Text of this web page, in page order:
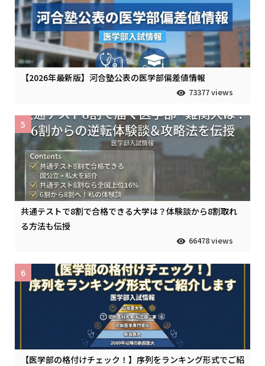
【2026年最新版】河合塾公表の医学部偏差値情報
73377 views
共通テストで8割で合格できる大学は？体験談から8割取れ
る方法も伝授
66478 views
5
【医学部の格付けチェック！】序列をランキング形式でご紹
6